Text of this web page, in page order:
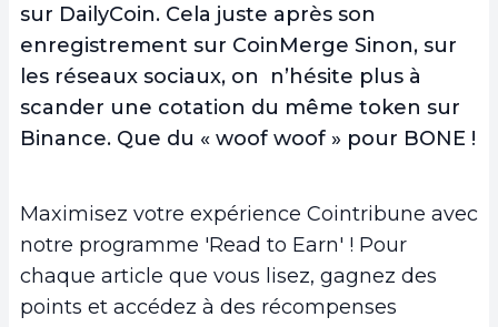
sur DailyCoin. Cela juste après son
enregistrement sur CoinMerge Sinon, sur
les réseaux sociaux, on n’hésite plus à
scander une cotation du même token sur
Binance. Que du « woof woof » pour BONE !
Maximisez votre expérience Cointribune avec
notre programme 'Read to Earn' ! Pour
chaque article que vous lisez, gagnez des
points et accédez à des récompenses